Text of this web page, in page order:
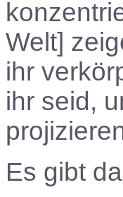
Welt]
ihr
ihr seid,
Es gibt